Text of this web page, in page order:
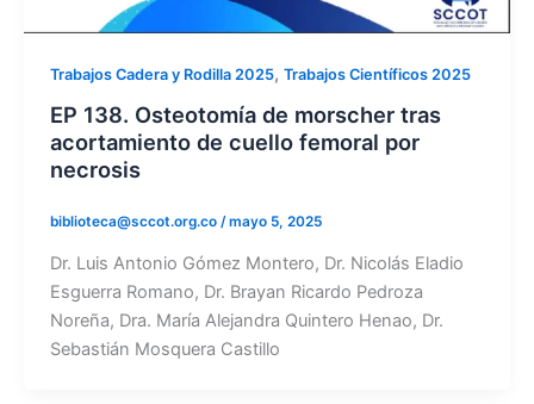
Trabajos Cadera y Rodilla 2025, Trabajos Científicos 2025
EP 138. Osteotomía de morscher tras
acortamiento de cuello femoral por
necrosis
biblioteca@sccot.org.co /mayo 5, 2025
Dr. Luis Antonio Gómez Montero, Dr. Nicolás Eladio
Esguerra Romano, Dr. Brayan Ricardo Pedroza
Noreña, Dra. María Alejandra Quintero Henao, Dr.
Sebastián Mosquera Castillo